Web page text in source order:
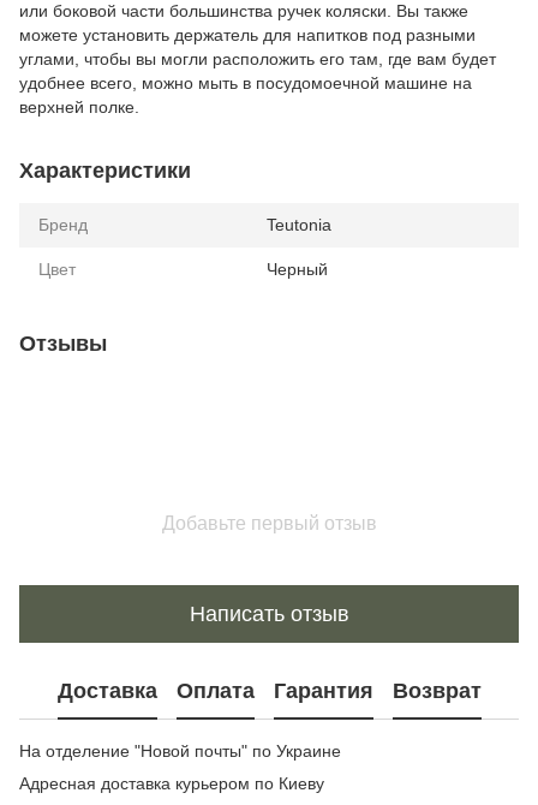
или боковой части большинства ручек коляски. Вы также
можете установить держатель для напитков под разными
углами, чтобы вы могли расположить его там, где вам будет
удобнее всего, можно мыть в посудомоечной машине на
верхней полке.
Характеристики
Бренд Teutonia
Цвет Черный
Отзывы
Добавьте первый отзыв
Написать отзыв
Доставка Оплата Гарантия Возврат
На отделение "Новой почты" по Украине
Адресная доставка курьером по Киеву